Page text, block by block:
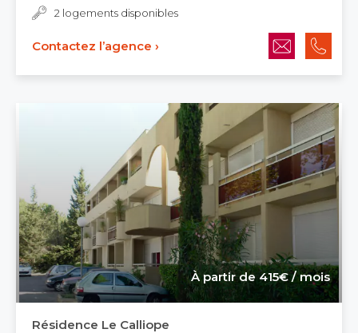
2 logements disponibles
Contactez l’agence ›
À partir de 415€ / mois
Résidence Le Calliope